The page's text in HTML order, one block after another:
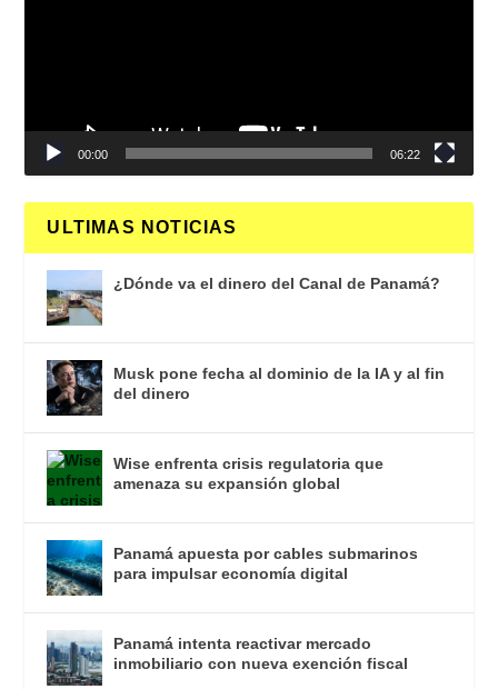
00:00 06:22
ULTIMAS NOTICIAS
¿Dónde va el dinero del Canal de Panamá?
Musk pone fecha al dominio de la IA y al fin
del dinero
Wise enfrenta crisis regulatoria que
amenaza su expansión global
Panamá apuesta por cables submarinos
para impulsar economía digital
Panamá intenta reactivar mercado
inmobiliario con nueva exención fiscal